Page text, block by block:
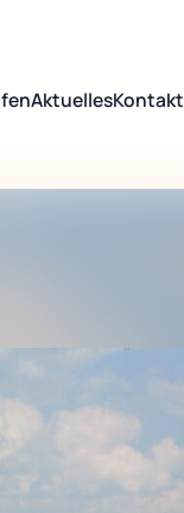
AktuellesKontakt